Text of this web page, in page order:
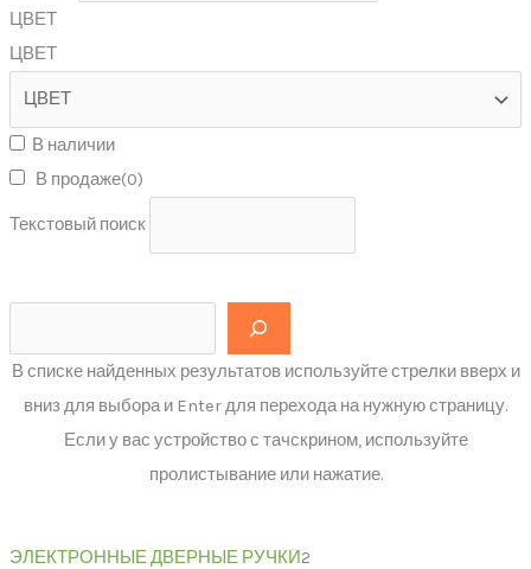
ЦВЕТ
ЦВЕТ
В наличии
В продаже(0)
Текстовый поиск
В списке найденных результатов используйте стрелки вверх и
вниз для выбора и Enter для перехода на нужную страницу.
Если у вас устройство с тачскрином, используйте
пролистывание или нажатие.
ЭЛЕКТРОННЫЕ ДВЕРНЫЕ РУЧКИ2